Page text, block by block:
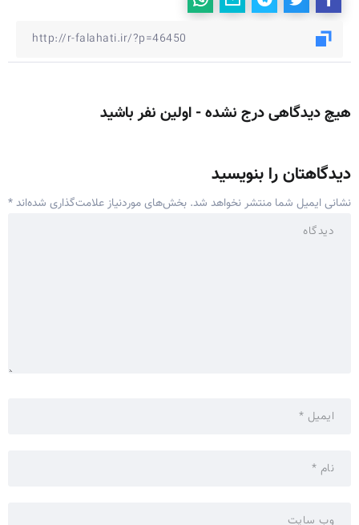
هیچ دیدگاهی درج نشده - اولین نفر باشید
دیدگاهتان را بنویسید
نشانی ایمیل شما منتشر نخواهد شد. بخش‌های موردنیاز علامت‌گذاری شده‌اند*